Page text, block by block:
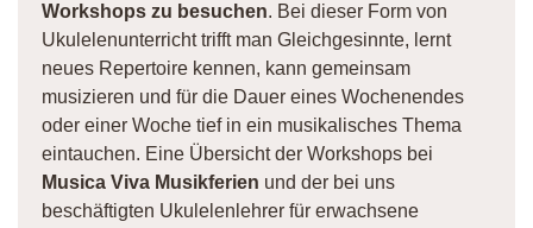
Workshops zu besuchen. Bei dieser Form von
Ukulelenunterricht trifft man Gleichgesinnte, lernt
neues Repertoire kennen, kann gemeinsam
musizieren und für die Dauer eines Wochenendes
oder einer Woche tief in ein musikalisches Thema
eintauchen. Eine Übersicht der Workshops bei
Musica Viva Musikferien und der bei uns
beschäftigten Ukulelenlehrer für erwachsene